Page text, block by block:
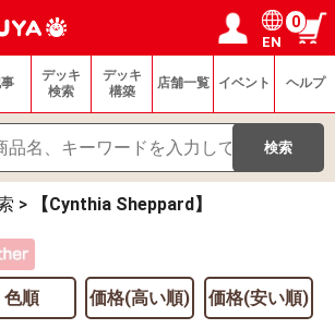
ログイン／会員登録
マイページ
EN
0
デッキ
検索
デッキ
構築
店舗一覧 イベント ヘルプ
> 【Cynthia Sheppard】
色順 価格(高い順) 価格(安い順)